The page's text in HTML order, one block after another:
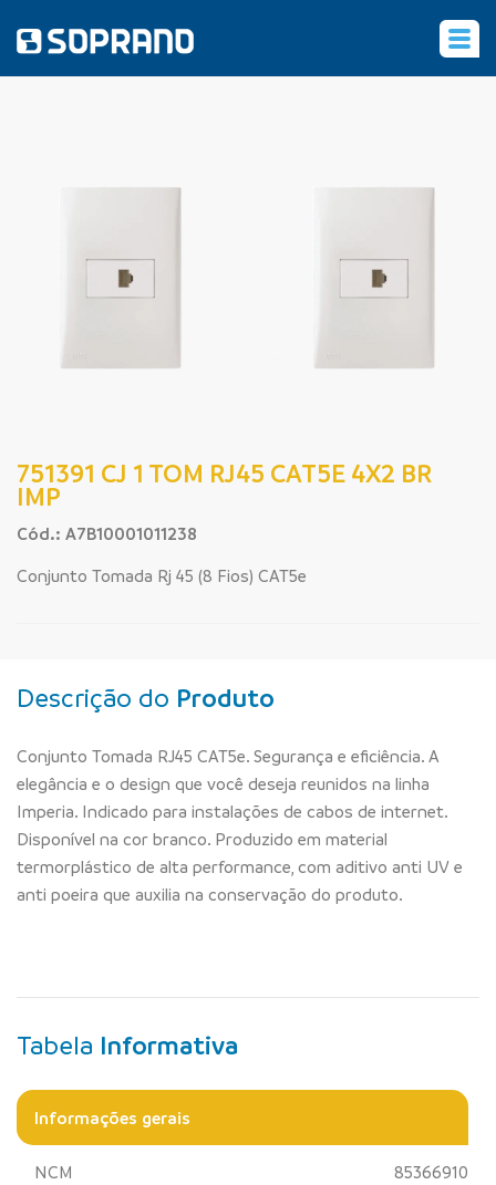
751391 CJ 1 TOM RJ45 CAT5E 4X2 BR
IMP
Cód.: A7B10001011238
Conjunto Tomada Rj 45 (8 Fios) CAT5e
Descrição do Produto
Conjunto Tomada RJ45 CAT5e. Segurança e eficiência. A
elegância e o design que você deseja reunidos na linha
Imperia. Indicado para instalações de cabos de internet.
Disponível na cor branco. Produzido em material
termorplástico de alta performance, com aditivo anti UV e
anti poeira que auxilia na conservação do produto.
Tabela Informativa
Informações gerais
NCM 85366910